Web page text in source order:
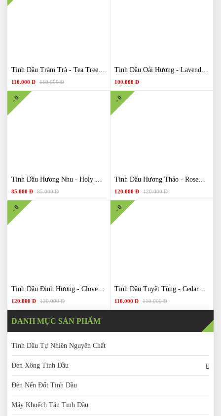
Tinh Dầu Tràm Trà - Tea Tree Essential Oil
110.000 Đ 110.000 Đ
Tinh Dầu Oải Hương - Lavender Essential Oil
100.000 Đ
Tinh Dầu Hương Nhu - Holy Basil Essential Oil
85.000 Đ 85.000 Đ
- 0
Tinh Dầu Hương Thảo - Rosemary Essential Oil
120.000 Đ 120.000 Đ
- 0
Tinh Dầu Đinh Hương - Clove Essential Oil
120.000 Đ 120.000 Đ
- 0
Tinh Dầu Tuyết Tùng - Cedarwood Essential Oil
110.000 Đ 110.000 Đ
- 0
DANH MỤC SẢN PHẨM
Tinh Dầu Tự Nhiên Nguyên Chất
Đèn Xông Tinh Dầu
Đèn Nến Đốt Tinh Dầu
Máy Khuếch Tán Tinh Dầu